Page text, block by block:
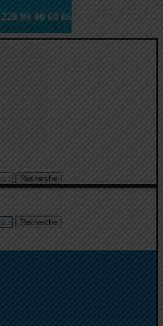
99 00 68 05
Recherche
Recherche